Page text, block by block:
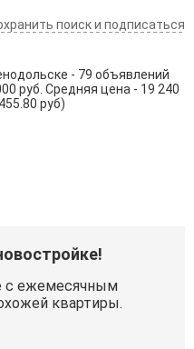
поиск и подписаться
- 79 объявлений
руб. Средняя цена - 19 240
руб)
с ежемесячным
квартиры.